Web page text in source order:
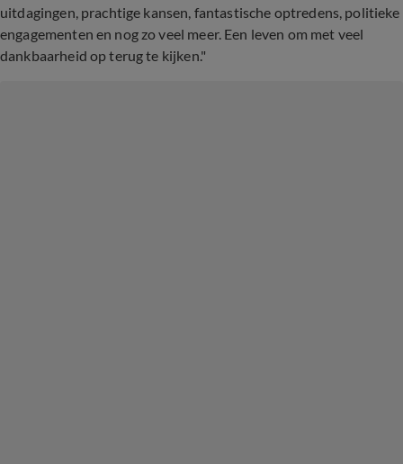
uitdagingen, prachtige kansen, fantastische optredens, politieke
engagementen en nog zo veel meer. Een leven om met veel
dankbaarheid op terug te kijken."